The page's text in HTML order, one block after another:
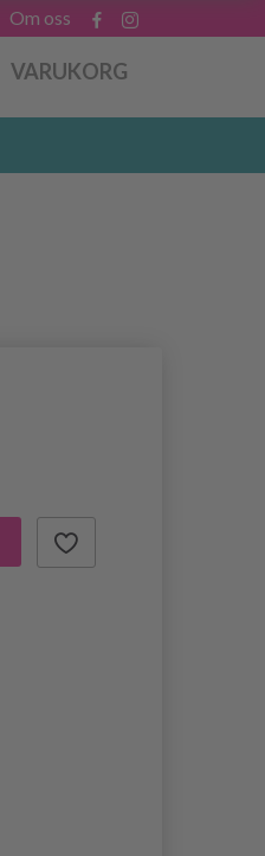
Om oss
VARUKORG